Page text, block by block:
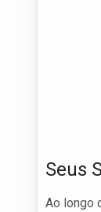
Seus
Ao longo